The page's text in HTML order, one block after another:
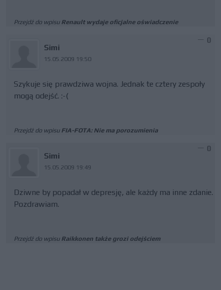
Przejdź do wpisu Renault wydaje oficjalne oświadczenie
Simi
15.05.2009 19:50
0
Szykuje się prawdziwa wojna. Jednak te cztery zespoły
mogą odejść. :-(
Przejdź do wpisu FIA-FOTA: Nie ma porozumienia
Simi
15.05.2009 19:49
0
Dziwne by popadał w depresję, ale każdy ma inne zdanie.
Pozdrawiam.
Przejdź do wpisu Raikkonen także grozi odejściem